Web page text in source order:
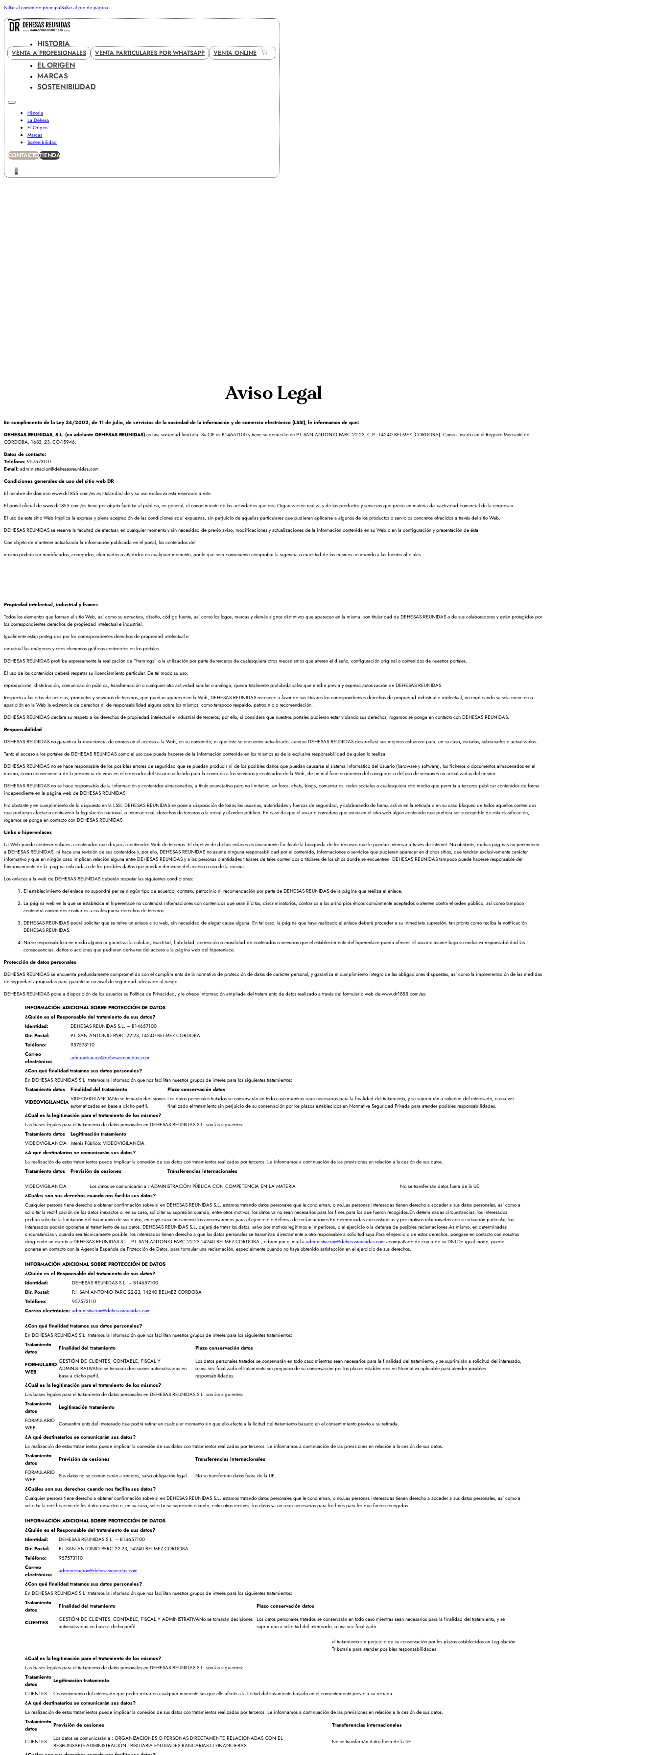
Saltar al contenido principalSaltar al pie de página
HISTORIA
LA DEHESA
EL ORIGEN
MARCAS
SOSTENIBILIDAD
Historia
La Dehesa
El Origen
Marcas
Sostenibilidad
CONTACTOTIENDA
0
VENTA A PROFESIONALES VENTA PARTICULARES POR WHATSAPP VENTA ONLINE
Aviso Legal
En cumplimiento de la Ley 34/2002, de 11 de julio, de servicios de la sociedad de la información y de comercio electrónico (LSSI), le informamos de que:
DEHESAS REUNIDAS, S.L. (en adelante DEHESAS REUNIDAS) es una sociedad limitada. Su CIF es B14657100 y tiene su domicilio en P.I. SAN ANTONIO PARC 22-23, C.P.: 14240 BELMEZ (CORDOBA). Consta inscrita en el Registro Mercantil de
CORDOBA, 1683, 23, CO-15946.
Datos de contacto:
Teléfono: 957573110
E-mail: administracion@dehesasreunidas.com
Condiciones generales de uso del sitio web DR
El nombre de dominio www.dr1855.com/es es titularidad de y su uso exclusivo está reservado a éste.
El portal oficial de www.dr1855.com/es tiene por objeto facilitar al público, en general, el conocimiento de las actividades que esta Organización realiza y de los productos y servicios que presta en materia de <actividad comercial de la empresa>.
El uso de este sitio Web implica la expresa y plena aceptación de las condiciones aquí expuestas, sin perjuicio de aquellas particulares que pudieran aplicarse a algunos de los productos o servicios concretos ofrecidos a través del sitio Web.
DEHESAS REUNIDAS se reserva la facultad de efectuar, en cualquier momento y sin necesidad de previo aviso, modificaciones y actualizaciones de la información contenida en su Web o en la configuración y presentación de ésta.
Con objeto de mantener actualizada la información publicada en el portal, los contenidos del
mismo podrán ser modificados, corregidos, eliminados o añadidos en cualquier momento, por lo que será conveniente comprobar la vigencia o exactitud de los mismos acudiendo a las fuentes oficiales.
Propiedad intelectual, industrial y frames
Todos los elementos que forman el sitio Web, así como su estructura, diseño, código fuente, así como los logos, marcas y demás signos distintivos que aparecen en la misma, son titularidad de DEHESAS REUNIDAS o de sus colaboradores y están protegidos por
los correspondientes derechos de propiedad intelectual e industrial.
Igualmente están protegidos por los correspondientes derechos de propiedad intelectual e
industrial las imágenes y otros elementos gráficos contenidos en los portales.
DEHESAS REUNIDAS prohíbe expresamente la realización de “framings” o la utilización por parte de terceros de cualesquiera otros mecanismos que alteren el diseño, configuración original o contenidos de nuestros portales.
El uso de los contenidos deberá respetar su licenciamiento particular. De tal modo su uso,
reproducción, distribución, comunicación pública, transformación o cualquier otra actividad similar o análoga, queda totalmente prohibida salvo que medie previa y expresa autorización de DEHESAS REUNIDAS.
Respecto a las citas de noticias, productos y servicios de terceros, que puedan aparecer en la Web, DEHESAS REUNIDAS reconoce a favor de sus titulares los correspondientes derechos de propiedad industrial e intelectual, no implicando su sola mención o
aparición en la Web la existencia de derechos ni de responsabilidad alguna sobre los mismos, como tampoco respaldo, patrocinio o recomendación.
DEHESAS REUNIDAS declara su respeto a los derechos de propiedad intelectual e industrial de terceros; por ello, si considera que nuestros portales pudieran estar violando sus derechos, rogamos se ponga en contacto con DEHESAS REUNIDAS.
Responsabilidad
DEHESAS REUNIDAS no garantiza la inexistencia de errores en el acceso a la Web, en su contenido, ni que éste se encuentre actualizado, aunque DEHESAS REUNIDAS desarrollará sus mejores esfuerzos para, en su caso, evitarlos, subsanarlos o actualizarlos.
Tanto el acceso a los portales de DEHESAS REUNIDAS como el uso que pueda hacerse de la información contenida en los mismos es de la exclusiva responsabilidad de quien lo realiza.
DEHESAS REUNIDAS no se hace responsable de los posibles errores de seguridad que se puedan producir ni de los posibles daños que puedan causarse al sistema informático del Usuario (hardware y software), los ficheros o documentos almacenados en el
mismo, como consecuencia de la presencia de virus en el ordenador del Usuario utilizado para la conexión a los servicios y contenidos de la Web, de un mal funcionamiento del navegador o del uso de versiones no actualizadas del mismo.
DEHESAS REUNIDAS no se hace responsable de la información y contenidos almacenados, a título enunciativo pero no limitativo, en foros, chats, blogs, comentarios, redes sociales o cualesquiera otro medio que permita a terceros publicar contenidos de forma
independiente en la página web de DEHESAS REUNIDAS.
No obstante y en cumplimiento de lo dispuesto en la LSSI, DEHESAS REUNIDAS se pone a disposición de todos los usuarios, autoridades y fuerzas de seguridad, y colaborando de forma activa en la retirada o en su caso bloqueo de todos aquellos contenidos
que pudieran afectar o contravenir la legislación nacional, o internacional, derechos de terceros o la moral y el orden público. En caso de que el usuario considere que existe en el sitio web algún contenido que pudiera ser susceptible de esta clasificación,
rogamos se ponga en contacto con DEHESAS REUNIDAS.
Links o hiperenlaces
La Web puede contener enlaces a contenidos que dirijan a contenidos Web de terceros. El objetivo de dichos enlaces es únicamente facilitarle la búsqueda de los recursos que le puedan interesar a través de Internet. No obstante, dichas páginas no pertenecen
a DEHESAS REUNIDAS, ni hace una revisión de sus contenidos y, por ello, DEHESAS REUNIDAS no asume ninguna responsabilidad por el contenido, informaciones o servicios que pudieran aparecer en dichos sitios, que tendrán exclusivamente carácter
informativo y que en ningún caso implican relación alguna entre DEHESAS REUNIDAS y a las personas o entidades titulares de tales contenidos o titulares de los sitios donde se encuentren. DEHESAS REUNIDAS tampoco puede hacerse responsable del
funcionamiento de la página enlazada o de los posibles daños que puedan derivarse del acceso o uso de la misma.
Los enlaces a la web de DEHESAS REUNIDAS deberán respetar las siguientes condiciones:
El establecimiento del enlace no supondrá per se ningún tipo de acuerdo, contrato, patrocinio ni recomendación por parte de DEHESAS REUNIDAS de la página que realiza el enlace.
La página web en la que se establezca el hiperenlace no contendrá informaciones con contenidos que sean ilícitos, discriminatorios, contrarios a los principios éticos comúnmente aceptados o atenten contra el orden público, así como tampoco
contendrá contenidos contrarios a cualesquiera derechos de terceros.
DEHESAS REUNIDAS podrá solicitar que se retire un enlace a su web, sin necesidad de alegar causa alguna. En tal caso, la página que haya realizado el enlace deberá proceder a su inmediata supresión, tan pronto como reciba la notificación
DEHESAS REUNIDAS.
No se responsabiliza en modo alguno ni garantiza la calidad, exactitud, fiabilidad, corrección o moralidad de contenidos o servicios que el establecimiento del hiperenlace pueda ofrecer. El usuario asume bajo su exclusiva responsabilidad las
consecuencias, daños o acciones que pudieran derivarse del acceso a la página web del hiperenlace.
Protección de datos personales
DEHESAS REUNIDAS se encuentra profundamente comprometido con el cumplimiento de la normativa de protección de datos de carácter personal, y garantiza el cumplimiento íntegro de las obligaciones dispuestas, así como la implementación de las medidas
de seguridad apropiadas para garantizar un nivel de seguridad adecuado al riesgo.
DEHESAS REUNIDAS pone a disposición de los usuarios su Política de Privacidad, y le ofrece información ampliada del tratamiento de datos realizado a través del formulario web de www.dr1855.com/es:
INFORMACIÓN ADICIONAL SOBRE PROTECCIÓN DE DATOS
¿Quién es el Responsable del tratamiento de sus datos?
Identidad:
DEHESAS REUNIDAS S.L. – B14657100
Dir. Postal:
P.I. SAN ANTONIO PARC 22-23, 14240 BELMEZ CORDOBA
Teléfono:
957573110
Correo
electrónico:
administracion@dehesasreunidas.com
¿Con qué finalidad tratamos sus datos personales?
En DEHESAS REUNIDAS S.L. tratamos la información que nos facilitan nuestros grupos de interés para los siguientes tratamientos:
Tratamiento datos
Finalidad del tratamiento
Plazo conservación datos
VIDEOVIGILANCIA VIDEOVIGILANCIANo se tomarán decisiones
automatizadas en base a dicho perfil.
Los datos personales tratados se conservarán en todo caso mientras sean necesarios para la finalidad del tratamiento, y se suprimirán a solicitud del interesado, o una vez
finalizado el tratamiento sin perjuicio de su conservación por los plazos establecidos en Normativa Seguridad Privada para atender posibles responsabilidades.
¿Cuál es la legitimación para el tratamiento de los mismos?
Las bases legales para el tratamiento de datos personales en DEHESAS REUNIDAS S.L. son las siguientes:
Tratamiento datos
Legitimación tratamiento
VIDEOVIGILANCIA Interés Público: VIDEOVIGILANCIA.
¿A qué destinatarios se comunicarán sus datos?
La realización de estos tratamientos puede implicar la conexión de sus datos con tratamientos realizados por terceros. Le informamos a continuación de las previsiones en relación a la cesión de sus datos.
Tratamiento datos
Previsión de cesiones Transferencias internacionales
VIDEOVIGILANCIA Los datos se comunicarán a : ADMINISTRACIÓN PÚBLICA CON COMPETENCIA EN LA MATERIA
No se transferirán datos fuera de la UE.
¿Cuáles son sus derechos cuando nos facilita sus datos?
Cualquier persona tiene derecho a obtener confirmación sobre si en DEHESAS REUNIDAS S.L. estamos tratando datos personales que le conciernan, o no.Las personas interesadas tienen derecho a acceder a sus datos personales, así como a
solicitar la rectificación de los datos inexactos o, en su caso, solicitar su supresión cuando, entre otros motivos, los datos ya no sean necesarios para los fines para los que fueron recogidos.En determinadas circunstancias, los interesados
podrán solicitar la limitación del tratamiento de sus datos, en cuyo caso únicamente los conservaremos para el ejercicio o defensa de reclamaciones.En determinadas circunstancias y por motivos relacionados con su situación particular, los
interesados podrán oponerse al tratamiento de sus datos. DEHESAS REUNIDAS S.L. dejará de tratar los datos, salvo por motivos legítimos e imperiosos, o el ejercicio o la defensa de posibles reclamaciones.Asimismo, en determinadas
circunstancias y cuando sea técnicamente posible, los interesados tienen derecho a que los datos personales se transmitan directamente a otro responsable a solicitud suya.Para el ejercicio de estos derechos, póngase en contacto con nosotros
dirigiendo un escrito a:DEHESAS REUNIDAS S.L., P.I. SAN ANTONIO PARC 22-23 14240 BELMEZ CORDOBA , o bien por e- mail a administracion@dehesasreunidas.com acompañado de copia de su DNI.De igual modo, puede
ponerse en contacto con la Agencia Española de Protección de Datos, para formular una reclamación, especialmente cuando no haya obtenido satisfacción en el ejercicio de sus derechos.
INFORMACIÓN ADICIONAL SOBRE PROTECCIÓN DE DATOS
¿Quién es el Responsable del tratamiento de sus datos?
Identidad:
DEHESAS REUNIDAS S.L. – B14657100
Dir. Postal:
P.I. SAN ANTONIO PARC 22-23, 14240 BELMEZ CORDOBA
Teléfono:
957573110
Correo electrónico: administracion@dehesasreunidas.com
¿Con qué finalidad tratamos sus datos personales?
En DEHESAS REUNIDAS S.L. tratamos la información que nos facilitan nuestros grupos de interés para los siguientes tratamientos:
Tratamiento
datos
Finalidad del tratamiento Plazo conservación datos
FORMULARIO
WEB
GESTIÓN DE CLIENTES, CONTABLE, FISCAL Y
ADMINISTRATIVANo se tomarán decisiones automatizadas en
base a dicho perfil.
Los datos personales tratados se conservarán en todo caso mientras sean necesarios para la finalidad del tratamiento, y se suprimirán a solicitud del interesado,
o una vez finalizado el tratamiento sin perjuicio de su conservación por los plazos establecidos en Normativa aplicable para atender posibles
responsabilidades.
¿Cuál es la legitimación para el tratamiento de los mismos?
Las bases legales para el tratamiento de datos personales en DEHESAS REUNIDAS S.L. son las siguientes:
Tratamiento
datos
Legitimación tratamiento
FORMULARIO
WEB
Consentimiento del interesado que podrá retirar en cualquier momento sin que ello afecte a la licitud del tratamiento basado en el consentimiento previo a su retirada.
¿A qué destinatarios se comunicarán sus datos?
La realización de estos tratamientos puede implicar la conexión de sus datos con tratamientos realizados por terceros. Le informamos a continuación de las previsiones en relación a la cesión de sus datos.
Tratamiento
datos
Previsión de cesiones
Transferencias internacionales
FORMULARIO
WEB
Sus datos no se comunicarán a terceros, salvo obligación legal.
No se transferirán datos fuera de la UE.
¿Cuáles son sus derechos cuando nos facilita sus datos?
Cualquier persona tiene derecho a obtener confirmación sobre si en DEHESAS REUNIDAS S.L. estamos tratando datos personales que le conciernan, o no.Las personas interesadas tienen derecho a acceder a sus datos personales, así como a
solicitar la rectificación de los datos inexactos o, en su caso, solicitar su supresión cuando, entre otros motivos, los datos ya no sean necesarios para los fines para los que fueron recogidos.
INFORMACIÓN ADICIONAL SOBRE PROTECCIÓN DE DATOS
¿Quién es el Responsable del tratamiento de sus datos?
Identidad:
DEHESAS REUNIDAS S.L. – B14657100
Dir. Postal:
P.I. SAN ANTONIO PARC 22-23, 14240 BELMEZ CORDOBA
Teléfono:
957573110
Correo
electrónico:
administracion@dehesasreunidas.com
¿Con qué finalidad tratamos sus datos personales?
En DEHESAS REUNIDAS S.L. tratamos la información que nos facilitan nuestros grupos de interés para los siguientes tratamientos:
Tratamiento
datos
Finalidad del tratamiento Plazo conservación datos
CLIENTES
GESTIÓN DE CLIENTES, CONTABLE, FISCAL Y ADMINISTRATIVANo se tomarán decisiones
automatizadas en base a dicho perfil.
Los datos personales tratados se conservarán en todo caso mientras sean necesarios para la finalidad del tratamiento, y se
suprimirán a solicitud del interesado, o una vez finalizado
el tratamiento sin perjuicio de su conservación por los plazos establecidos en Legislación
Tributaria para atender posibles responsabilidades.
¿Cuál es la legitimación para el tratamiento de los mismos?
Las bases legales para el tratamiento de datos personales en DEHESAS REUNIDAS S.L. son las siguientes:
Tratamiento
datos
Legitimación tratamiento
CLIENTES
Consentimiento del interesado que podrá retirar en cualquier momento sin que ello afecte a la licitud del tratamiento basado en el consentimiento previo a su retirada.
¿A qué destinatarios se comunicarán sus datos?
La realización de estos tratamientos puede implicar la conexión de sus datos con tratamientos realizados por terceros. Le informamos a continuación de las previsiones en relación a la cesión de sus datos.
Tratamiento
datos
Previsión de cesiones Transferencias internacionales
CLIENTES
Los datos se comunicarán a : ORGANIZACIONES O PERSONAS DIRECTAMENTE RELACIONADAS CON EL
RESPONSABLEADMINISTRACIÓN TRIBUTARIA ENTIDADES BANCARIAS O FINANCIERAS
No se transferirán datos fuera de la UE.